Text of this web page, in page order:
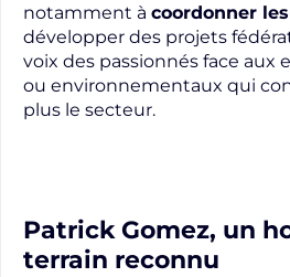
notamment à coordonner
développer des projets
voix des passionnés face aux
ou environnementaux qui
plus le secteur.
Patrick Gomez, un
terrain reconnu